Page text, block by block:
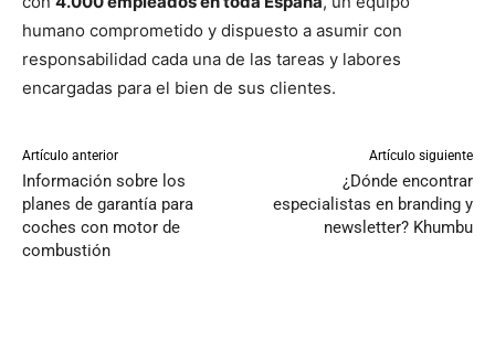
humano comprometido y dispuesto a asumir con
responsabilidad cada una de las tareas y labores
encargadas para el bien de sus clientes.
Artículo anterior
Información sobre los
planes de garantía para
coches con motor de
combustión
Artículo siguiente
¿Dónde encontrar
especialistas en branding y
newsletter? Khumbu